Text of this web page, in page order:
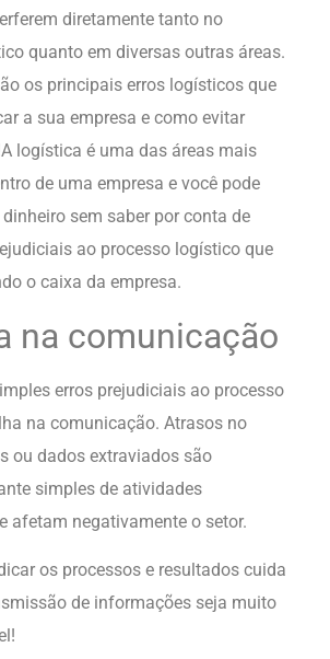
diretamente tanto no
quanto em diversas outras áreas.
os principais erros logísticos que
a sua empresa e como evitar
logística é uma das áreas mais
de uma empresa e você pode
sem saber por conta de
ao processo logístico que
o caixa da empresa.
na comunicação
erros prejudiciais ao processo
na comunicação. Atrasos no
ou dados extraviados são
simples de atividades
afetam negativamente o setor.
os processos e resultados cuida
de informações seja muito